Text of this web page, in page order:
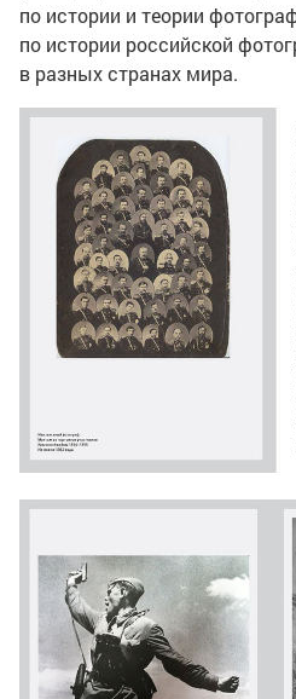
по истории и теории
по истории российской
в разных странах мира.